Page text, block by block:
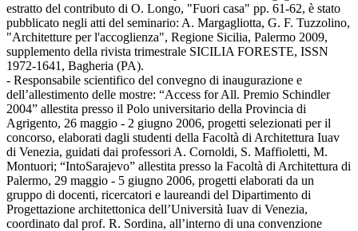
estratto del contributo di O. Longo, "Fuori casa" pp. 61-62, è stato
pubblicato negli atti del seminario: A. Margagliotta, G. F. Tuzzolino,
"Architetture per l'accoglienza", Regione Sicilia, Palermo 2009,
supplemento della rivista trimestrale SICILIA FORESTE, ISSN
1972-1641, Bagheria (PA).
- Responsabile scientifico del convegno di inaugurazione e
dell’allestimento delle mostre: “Access for All. Premio Schindler
2004” allestita presso il Polo universitario della Provincia di
Agrigento, 26 maggio - 2 giugno 2006, progetti selezionati per il
concorso, elaborati dagli studenti della Facoltà di Architettura Iuav
di Venezia, guidati dai professori A. Cornoldi, S. Maffioletti, M.
Montuori; “IntoSarajevo” allestita presso la Facoltà di Architettura di
Palermo, 29 maggio - 5 giugno 2006, progetti elaborati da un
gruppo di docenti, ricercatori e laureandi del Dipartimento di
Progettazione architettonica dell’Università Iuav di Venezia,
coordinato dal prof. R. Sordina, all’interno di una convenzione